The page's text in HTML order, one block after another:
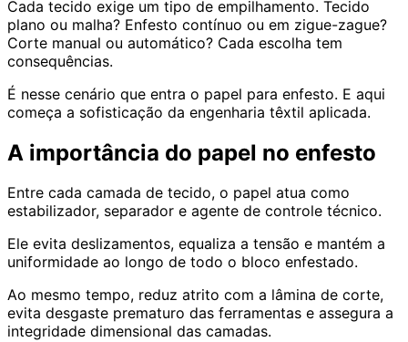
Cada tecido exige um tipo de empilhamento. Tecido
plano ou malha? Enfesto contínuo ou em zigue-zague?
Corte manual ou automático? Cada escolha tem
consequências.
É nesse cenário que entra o papel para enfesto. E aqui
começa a sofisticação da engenharia têxtil aplicada.
A importância do papel no enfesto
Entre cada camada de tecido, o papel atua como
estabilizador, separador e agente de controle técnico.
Ele evita deslizamentos, equaliza a tensão e mantém a
uniformidade ao longo de todo o bloco enfestado.
Ao mesmo tempo, reduz atrito com a lâmina de corte,
evita desgaste prematuro das ferramentas e assegura a
integridade dimensional das camadas.